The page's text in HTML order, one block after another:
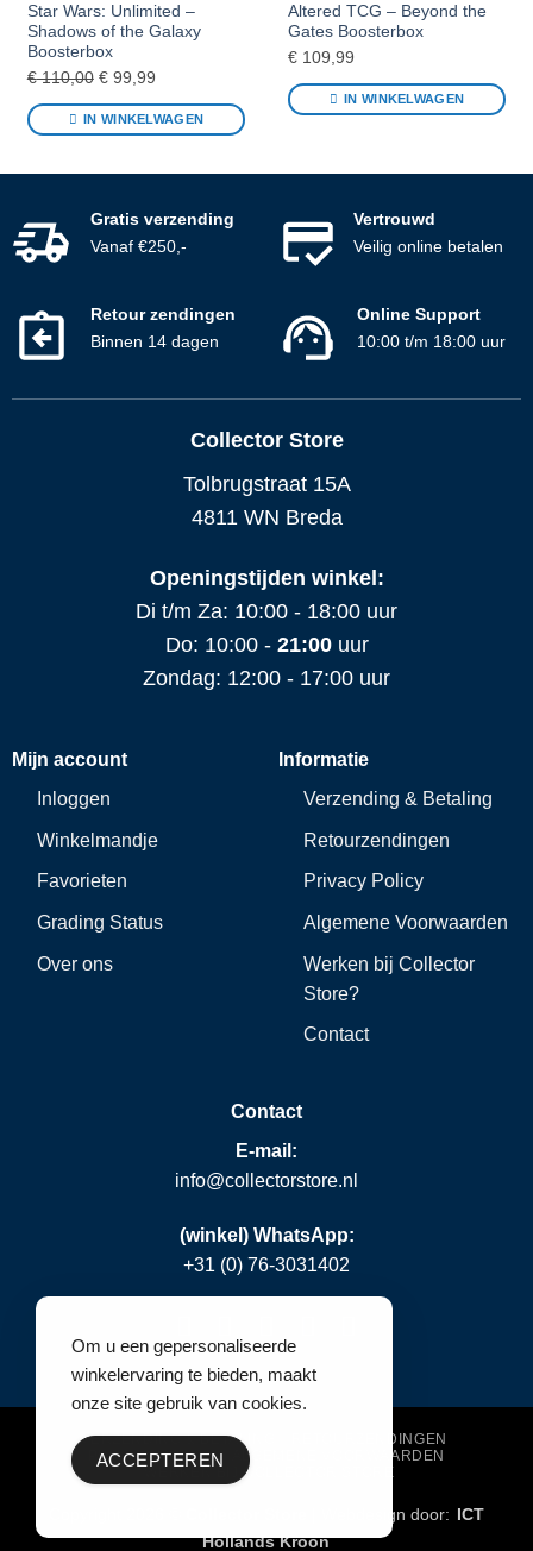
Star Wars: Unlimited –
Shadows of the Galaxy
Boosterbox
€110,00 Oorspronkelijke
prijs
was:
€99,99Huidige
prijs
is:
IN WINKELWAGEN
Altered TCG – Beyond the
Gates Boosterbox
€109,99
IN WINKELWAGEN
Gratis verzending
Vanaf €250,-
Vertrouwd
Veilig online betalen
Retour zendingen
Binnen 14 dagen
Online Support
10:00 t/m 18:00 uur
Collector Store
Tolbrugstraat 15A
4811 WN Breda
Openingstijden winkel:
Di t/m Za: 10:00 - 18:00 uur
Do: 10:00 - 21:00uur
Zondag: 12:00 - 17:00 uur
Mijn account
Inloggen
Winkelmandje
Favorieten
Grading Status
Over ons
Informatie
Verzending & Betaling
Retourzendingen
Privacy Policy
Algemene Voorwaarden
Werken bij Collector
Store?
Contact
Contact
E-mail:
info@collectorstore.nl
(winkel) WhatsApp:
+31 (0) 76-3031402
VERZENDING & BETALING
RETOURZENDINGEN
PRIVACY POLICY
ALGEMENE VOORWAARDEN
WERKEN BIJ COLLECTOR STORE
| Webdesign door: ICT
Hollands Kroon
Om u een gepersonaliseerde
winkelervaring te bieden, maakt
onze site gebruik van cookies.
ACCEPTEREN